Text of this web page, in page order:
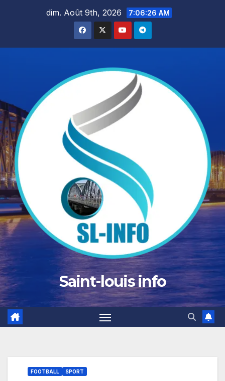
dim. Août 9th, 2026 7:06:27 AM
Saint-louis info
FOOTBALL SPORT